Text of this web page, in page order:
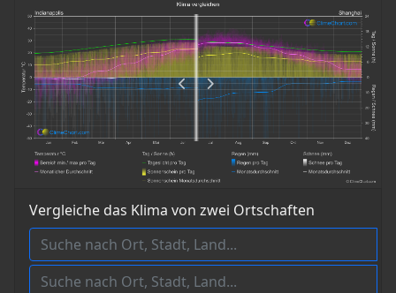
Vergleiche das Klima von zwei Ortschaften